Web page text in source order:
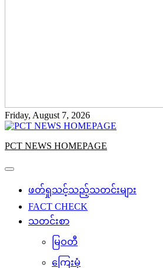
Friday, August 7, 2026
PCT NEWS HOMEPAGE
ဖတ်ရှုသင့်သည့်သတင်းများ
FACT CHECK
သတင်းစာ
မြဝတီ
ကြေးမုံ